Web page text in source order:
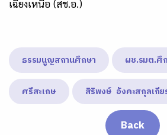
เฉียงเหนือ (สช.อ.)
ธรรมนูญสถานศึกษา ผช.รมต.ศึ
ศรีสะเกษ สิริพงษ์ อังคะสกุลเกีย
Back